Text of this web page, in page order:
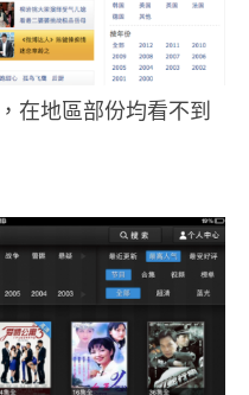
在地區部份均看不到